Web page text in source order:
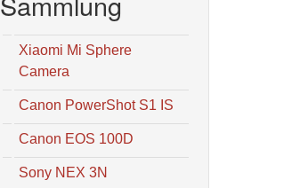
Xiaomi Mi Sphere
Camera
Canon PowerShot S1 IS
Canon EOS 100D
Sony NEX 3N